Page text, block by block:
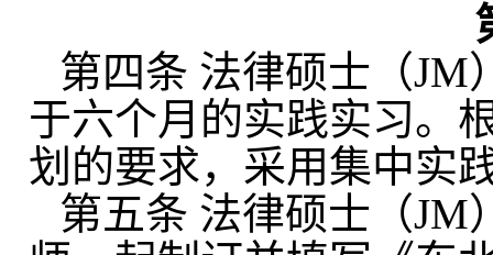
第四条 法律硕士（JM
于六个月 的实践实习。
划的要求，采用集中实
第五条 法律硕士（JM